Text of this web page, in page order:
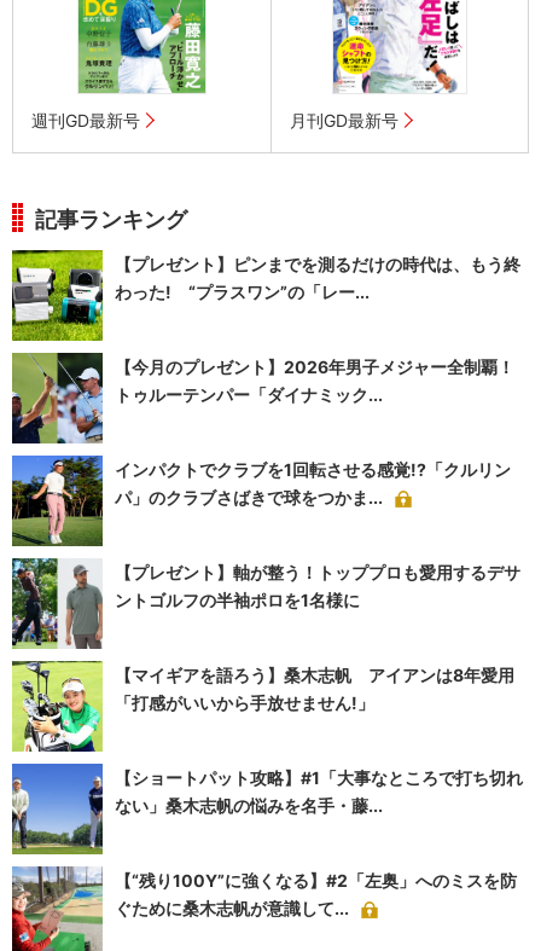
週刊GD最新号 月刊GD最新号
記事ランキング
【プレゼント】ピンまでを測るだけの時代は、もう終
わった! “プラスワン”の「レー...
【今月のプレゼント】2026年男子メジャー全制覇！
トゥルーテンパー「ダイナミック...
インパクトでクラブを1回転させる感覚!?「クルリン
パ」のクラブさばきで球をつかま...
【プレゼント】軸が整う！トッププロも愛用するデサ
ントゴルフの半袖ポロを1名様に
【マイギアを語ろう】桑木志帆 アイアンは8年愛用
「打感がいいから手放せません!」
【ショートパット攻略】#1「大事なところで打ち切れ
ない」桑木志帆の悩みを名手・藤...
【“残り100Y”に強くなる】#2「左奥」へのミスを防
ぐために桑木志帆が意識して...